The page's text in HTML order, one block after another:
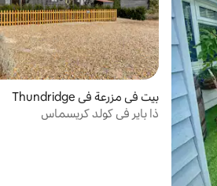
بيت في مزرعة في Thundridge
ذا باير في كولد كريسماس